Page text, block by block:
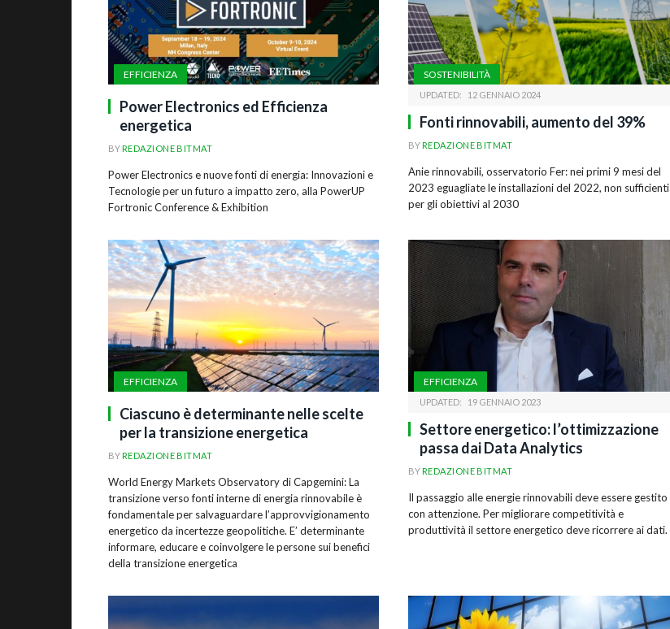
EFFICIENZA
Power Electronics ed Efficienza
energetica
BYREDAZIONE BITMAT
Power Electronics e nuove fonti di energia: Innovazioni e
Tecnologie per un futuro a impatto zero, alla PowerUP
Fortronic Conference & Exhibition
SOSTENIBILITÀ
UPDATED: 12 GENNAIO 2024
Fonti rinnovabili, aumento del 39%
BYREDAZIONE BITMAT
Anie rinnovabili, osservatorio Fer: nei primi 9 mesi del
2023 eguagliate le installazioni del 2022, non sufficienti
per gli obiettivi al 2030
EFFICIENZA
Ciascuno è determinante nelle scelte
per la transizione energetica
BYREDAZIONE BITMAT
World Energy Markets Observatory di Capgemini: La
transizione verso fonti interne di energia rinnovabile è
fondamentale per salvaguardare l’approvvigionamento
energetico da incertezze geopolitiche. E’ determinante
informare, educare e coinvolgere le persone sui benefici
della transizione energetica
EFFICIENZA
UPDATED: 19 GENNAIO 2023
Settore energetico: l’ottimizzazione
passa dai Data Analytics
BYREDAZIONE BITMAT
Il passaggio alle energie rinnovabili deve essere gestito
con attenzione. Per migliorare competitività e
produttività il settore energetico deve ricorrere ai dati.